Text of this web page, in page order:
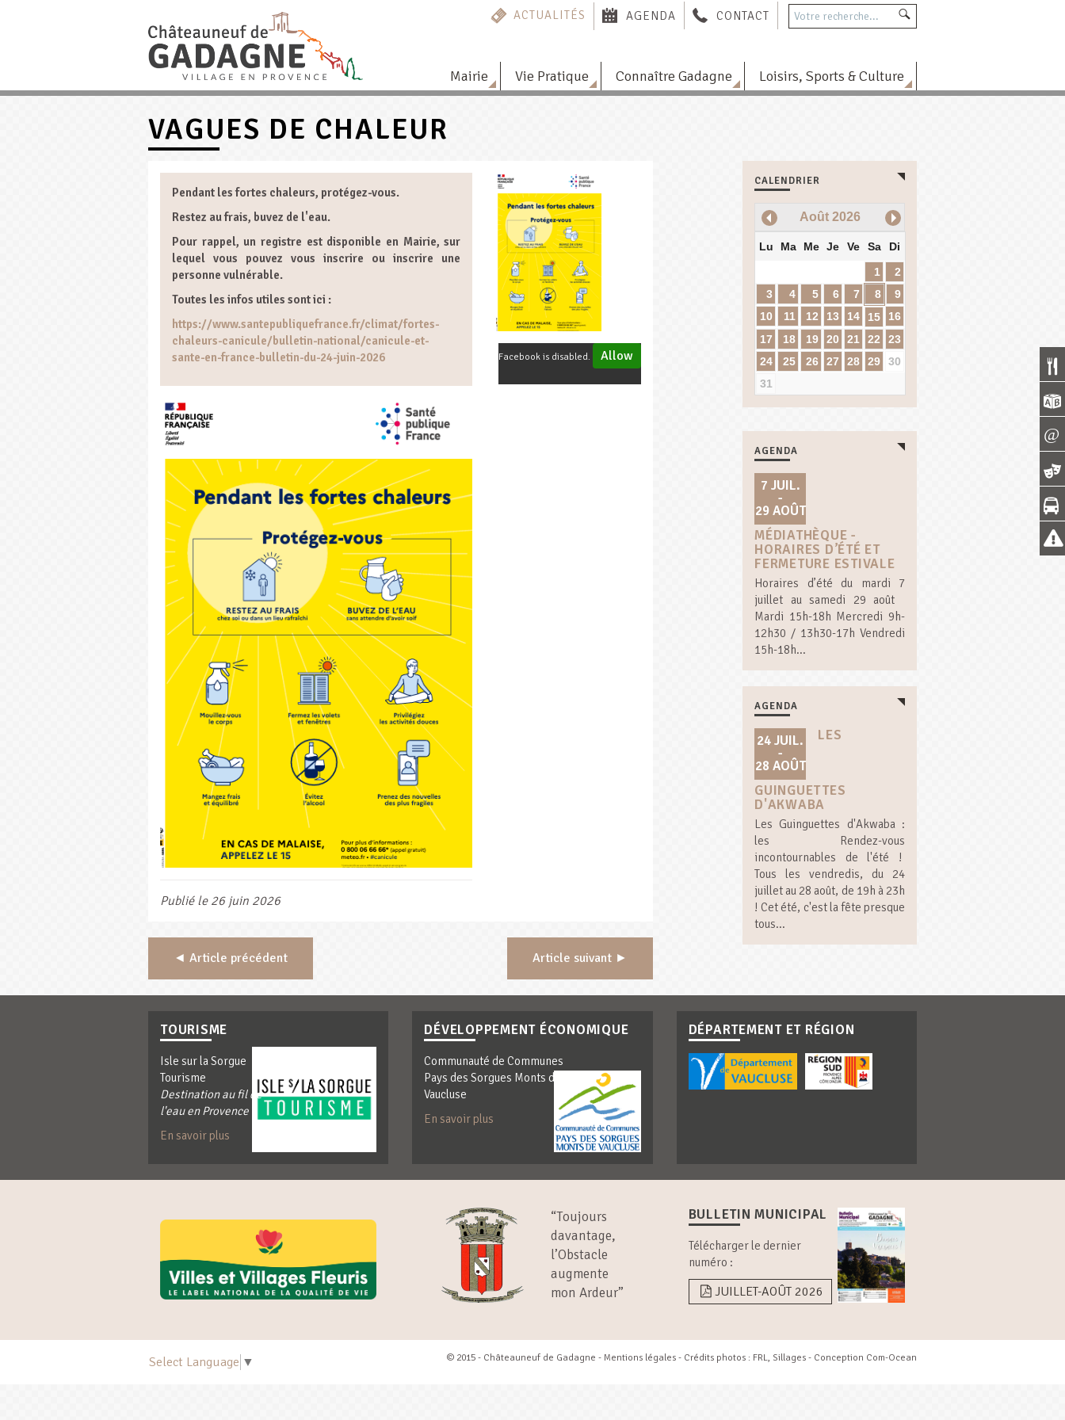
ACTUALITÉS AGENDA CONTACT
Mairie Vie Pratique Connaître Gadagne Loisirs, Sports & Culture
VAGUES DE CHALEUR
Pendant les fortes chaleurs, protégez-vous.
Restez au frais, buvez de l'eau.
Pour rappel, un registre est disponible en Mairie, sur
lequel vous pouvez vous inscrire ou inscrire une
personne vulnérable.
Toutes les infos utiles sont ici :
https://www.santepubliquefrance.fr/climat/fortes-
chaleurs-canicule/bulletin-national/canicule-et-
sante-en-france-bulletin-du-24-juin-2026
Publié le 26 juin 2026
Facebook is disabled. Allow
◄ Article précédent Article suivant ►
CALENDRIER
Août 2026
Lu Ma Me Je Ve Sa
Di
1
2
3
4 5 6 7 8
9
10
11 12 13 14 15
16
17
18 19 20 21 22
23
24
25 26 27 28 29
30
31
AGENDA
7 JUIL.
-
29 AOÛT
MÉDIATHÈQUE -
HORAIRES D’ÉTÉ ET
FERMETURE ESTIVALE
Horaires d’été du mardi 7
juillet au samedi 29 août
Mardi 15h-18h Mercredi 9h-
12h30 / 13h30-17h Vendredi
15h-18h...
AGENDA
24 JUIL.
-
28 AOÛT
LES
GUINGUETTES
D'AKWABA
Les Guinguettes d'Akwaba :
les Rendez-vous
incontournables de l'été !
Tous les vendredis, du 24
juillet au 28 août, de 19h à 23h
! Cet été, c'est la fête presque
tous...
TOURISME
Isle sur la Sorgue
Tourisme
Destination au fil de
l'eau en Provence
En savoir plus
DÉVELOPPEMENT ÉCONOMIQUE
Communauté de Communes
Pays des Sorgues Monts de
Vaucluse
En savoir plus
DÉPARTEMENT ET RÉGION
BULLETIN MUNICIPAL
Télécharger le dernier
numéro :
JUILLET-AOÛT 2026
“Toujours
davantage,
l’Obstacle
augmente
mon Ardeur”
Select Language ▼ © 2015 - Châteauneuf de Gadagne - Mentions légales - Crédits photos : FRL, Sillages - Conception Com-Ocean